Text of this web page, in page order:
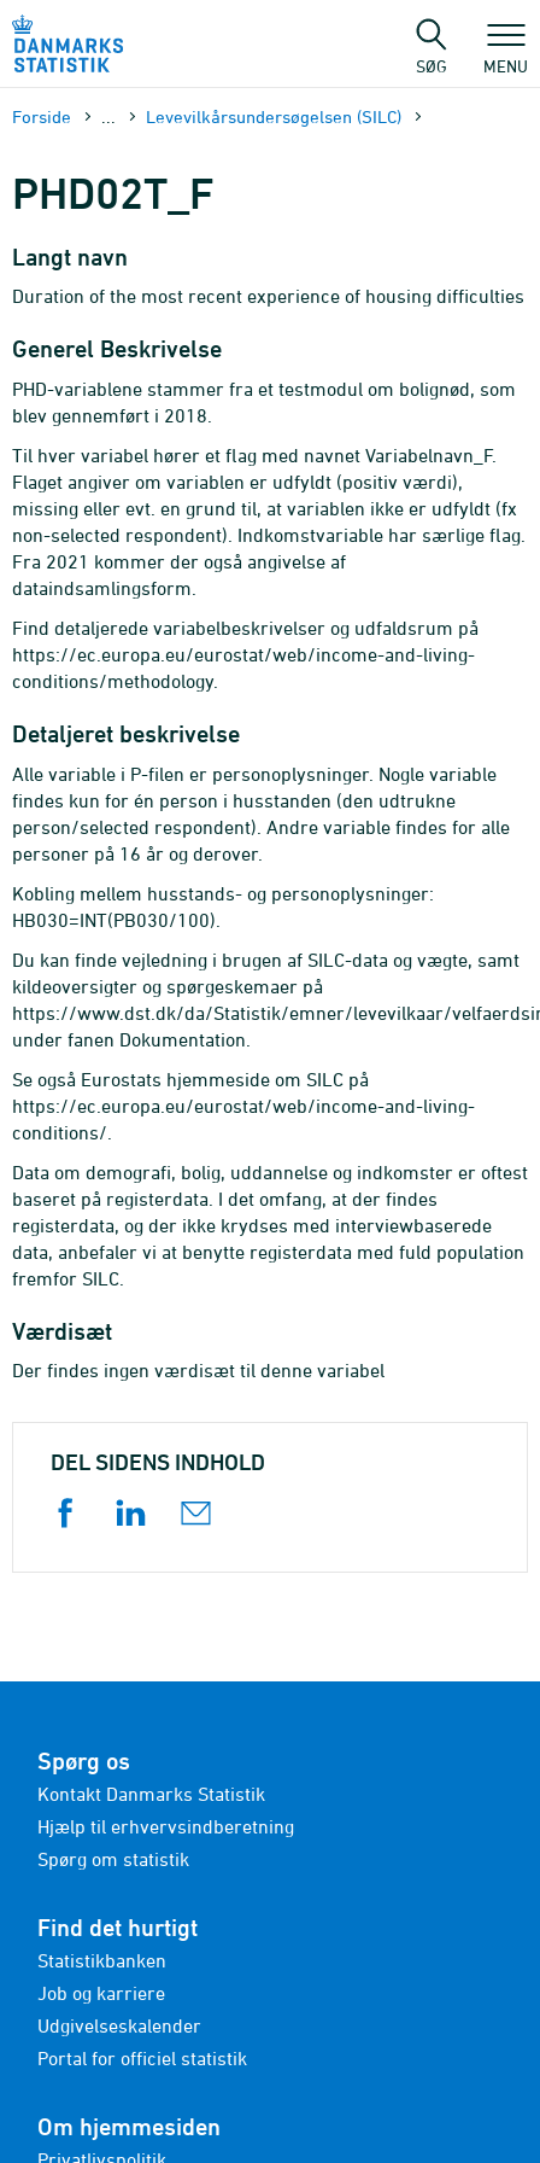
sidens
SØG MENU
Forside Levevilkårsundersøgelsen (SILC)
PHD02T_F
Langt navn
Duration of the most recent experience of housing difficulties
Generel Beskrivelse
PHD-variablene stammer fra et testmodul om bolignød, som
blev gennemført i 2018.
Til hver variabel hører et flag med navnet Variabelnavn_F.
Flaget angiver om variablen er udfyldt (positiv værdi),
missing eller evt. en grund til, at variablen ikke er udfyldt (fx
non-selected respondent). Indkomstvariable har særlige flag.
Fra 2021 kommer der også angivelse af
dataindsamlingsform.
Find detaljerede variabelbeskrivelser og udfaldsrum på
https://ec.europa.eu/eurostat/web/income-and-living-
conditions/methodology.
Detaljeret beskrivelse
Alle variable i P-filen er personoplysninger. Nogle variable
findes kun for én person i husstanden (den udtrukne
person/selected respondent). Andre variable findes for alle
personer på 16 år og derover.
Kobling mellem husstands- og personoplysninger:
HB030=INT(PB030/100).
Du kan finde vejledning i brugen af SILC-data og vægte, samt
kildeoversigter og spørgeskemaer på
https://www.dst.dk/da/Statistik/emner/levevilkaar/
under fanen Dokumentation.
Se også Eurostats hjemmeside om SILC på
https://ec.europa.eu/eurostat/web/income-and-living-
conditions/.
Data om demografi, bolig, uddannelse og indkomster er oftest
baseret på registerdata. I det omfang, at der findes
registerdata, og der ikke krydses med interviewbaserede
data, anbefaler vi at benytte registerdata med fuld population
fremfor SILC.
Værdisæt
Der findes ingen værdisæt til denne variabel
DEL SIDENS INDHOLD
Spørg os
Kontakt Danmarks Statistik
Hjælp til erhvervsindberetning
Spørg om statistik
Find det hurtigt
Statistikbanken
Job og karriere
Udgivelseskalender
Portal for officiel statistik
Om hjemmesiden